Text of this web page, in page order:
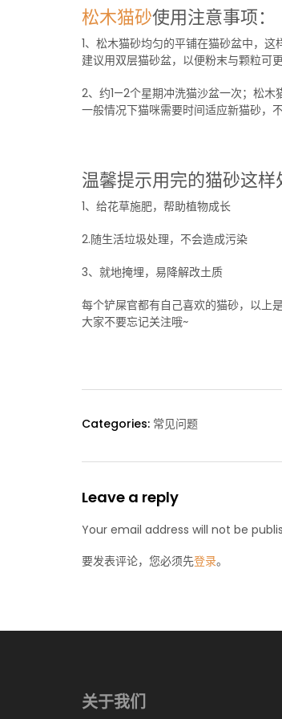
松木猫砂使用注意事项：
1、松木猫砂均匀的平铺在猫砂盆中，
建议用双层猫砂盆，以便粉末与颗粒可更
2、约1—2个星期冲洗猫沙盆一次；松木
一般情况下猫咪需要时间适应新猫砂，
温馨提示用完的猫砂这样
1、给花草施肥，帮助植物成长
2.随生活垃圾处理，不会造成污染
3、就地掩埋，易降解改土质
每个铲屎官都有自己喜欢的猫砂，以上
大家不要忘记关注哦~
Categories: 常见问题
Leave a reply
Your email address will not be
要发表评论，您必须先登录。
关于我们